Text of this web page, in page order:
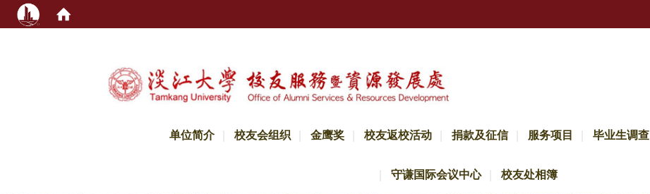
单位简介 校友会组织 金鹰奖 校友返校活动 捐款及征信 服务项目 毕业生调查
守谦国际会议中心 校友处相簿